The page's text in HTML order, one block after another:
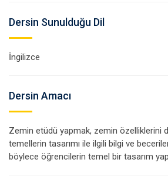
Dersin Sunulduğu Dil
İngilizce
Dersin Amacı
Zemin etüdü yapmak, zemin özelliklerini
temellerin tasarımı ile ilgili bilgi ve
böylece öğrencilerin temel bir tasarım